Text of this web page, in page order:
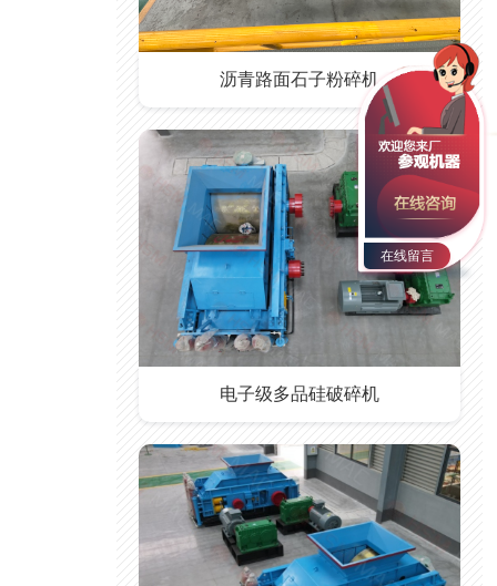
沥青路面石子粉碎机
电子级多品硅破碎机
在线留言